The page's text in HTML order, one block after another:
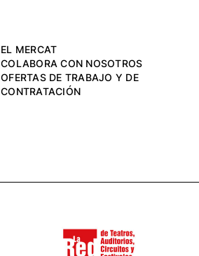
EL MERCAT
COLABORA CON NOSOTROS
OFERTAS DE TRABAJO Y DE
CONTRATACIÓN
El Mercat forma parte de LA